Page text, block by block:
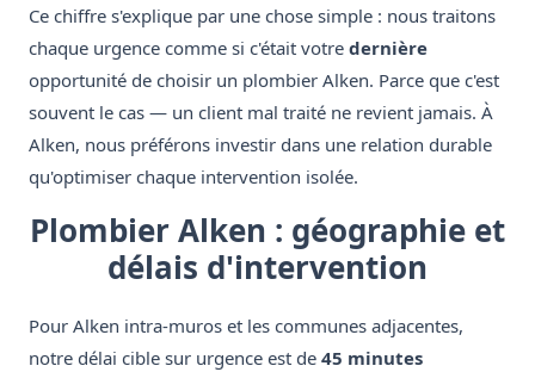
Ce chiffre s'explique par une chose simple : nous traitons
chaque urgence comme si c'était votre dernière
opportunité de choisir un plombier Alken. Parce que c'est
souvent le cas — un client mal traité ne revient jamais. À
Alken, nous préférons investir dans une relation durable
qu'optimiser chaque intervention isolée.
Plombier Alken : géographie et
délais d'intervention
Pour Alken intra-muros et les communes adjacentes,
notre délai cible sur urgence est de 45 minutes